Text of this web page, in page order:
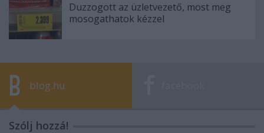
Duzzogott az üzletvezető, most meg
mosogathatok kézzel
blog.hu
Szólj hozzá!